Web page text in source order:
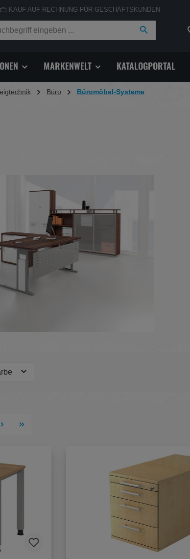
KAUF AUF RECHNUNG FÜR GESCHÄFTSKUNDEN
MARKENWELT KATALOGPORTAL
Büro Büromöbel-Systeme